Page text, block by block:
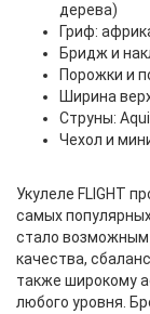
дерева)
Гриф:
Бридж и
Порожки и
Ширина
Струны:
Чехол и
Укулеле FLIGHT
самых
стало возможным
качества,
также широкому
любого уровня.